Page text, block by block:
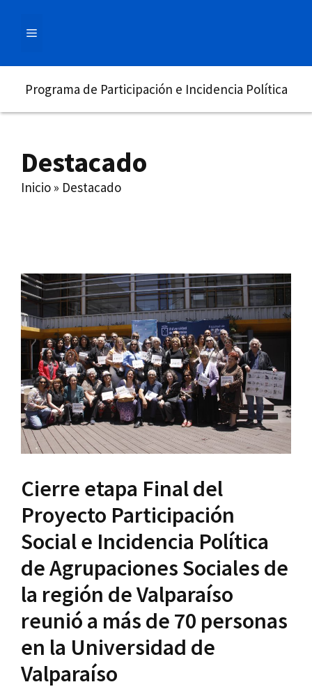
MENÚ
Programa de Participación e Incidencia Política
Destacado
Inicio » Destacado
Cierre etapa Final del
Proyecto Participación
Social e Incidencia Política
de Agrupaciones Sociales de
la región de Valparaíso
reunió a más de 70 personas
en la Universidad de
Valparaíso